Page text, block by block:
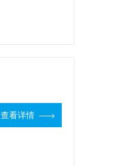
查看详情